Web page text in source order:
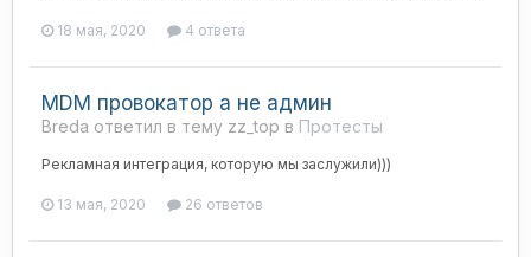
18 мая, 2020 4 ответа
MDM провокатор а не админ
Breda ответил в тему zz_top в Протесты
Рекламная интеграция, которую мы заслужили)))
13 мая, 2020 26 ответов